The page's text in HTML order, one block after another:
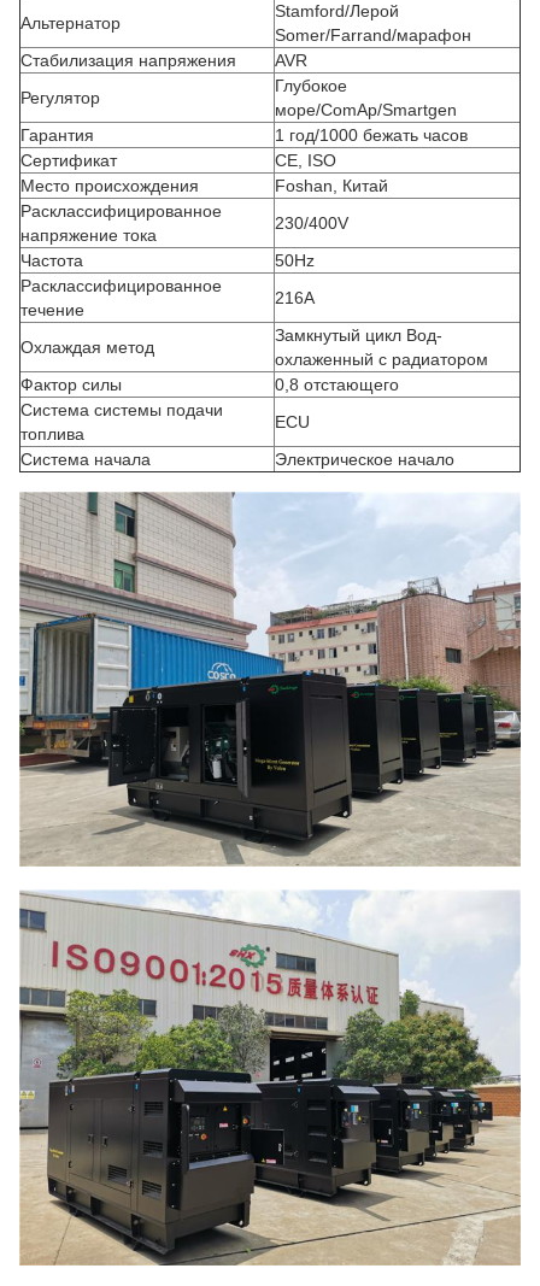
Альтернатор
Stamford/Лерой
Somer/Farrand/марафон
Стабилизация напряжения
AVR
Регулятор
Глубокое
море/ComAp/Smartgen
Гарантия
1 год/1000 бежать часов
Сертификат
CE, ISO
Место происхождения
Foshan, Китай
Расклассифицированное
напряжение тока
230/400V
Частота
50Hz
Расклассифицированное
течение
216A
Охлаждая метод
Замкнутый цикл Вод-
охлаженный с радиатором
Фактор силы
0,8 отстающего
Система системы подачи
топлива
ECU
Система начала
Электрическое начало